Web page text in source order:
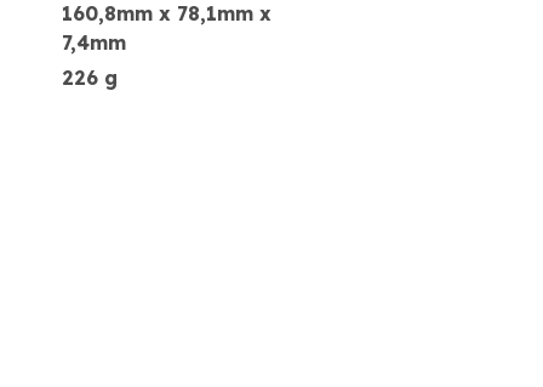
160,8mm x 78,1mm x
7,4mm
226 g